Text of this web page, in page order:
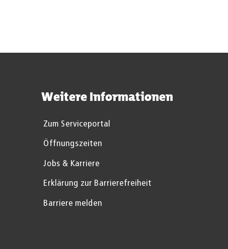
Weitere Informationen
Zum Serviceportal
Öffnungszeiten
Jobs & Karriere
Erklärung zur Barrierefreiheit
Barriere melden